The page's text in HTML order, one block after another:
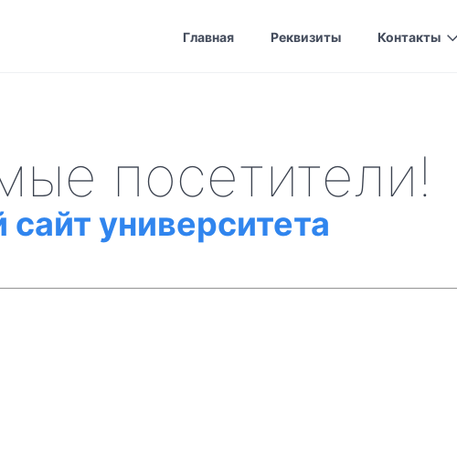
Главная Реквизиты Контакты
посетители!
университета